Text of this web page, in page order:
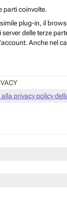
parti coinvolte.
plug-in, il
delle terze
Anche nel
alla privacy policy